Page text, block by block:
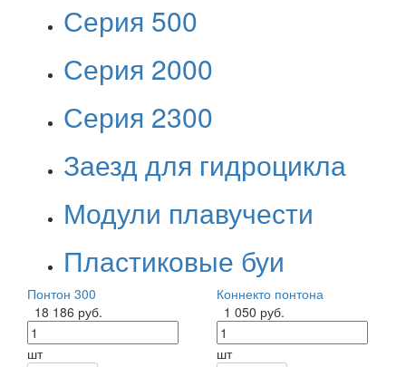
Серия 500
Серия 2000
Серия 2300
Заезд для гидроцикла
Модули плавучести
Пластиковые буи
Понтон 300
18 186 руб.
шт
Коннекто понтона
1 050 руб.
шт